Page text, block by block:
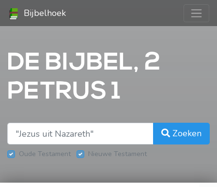
Bijbelhoek
DE BIJBEL, 2
PETRUS 1
Zoeken
Oude Testament Nieuwe Testament